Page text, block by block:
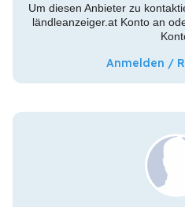
Um diesen Anbieter zu
ländleanzeiger.at Konto an
Anmelden /